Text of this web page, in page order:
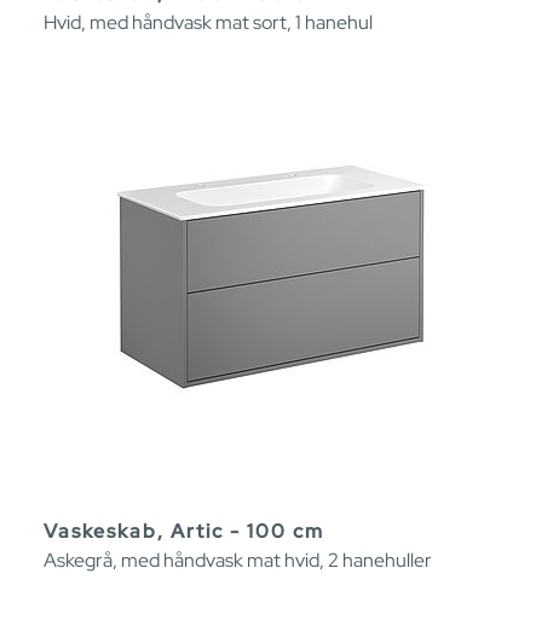
Hvid, med håndvask mat sort, 1 hanehul
Vaskeskab, Artic - 100 cm
Askegrå, med håndvask mat hvid, 2 hanehuller